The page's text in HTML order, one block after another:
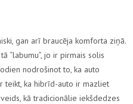
gan arī braucēja komforta ziņā.
“labumu”, jo ir pirmais solis
nodrošinot to, ka auto
teikt, ka hibrīd-auto ir mazliet
kā tradicionālie iekšdedzes